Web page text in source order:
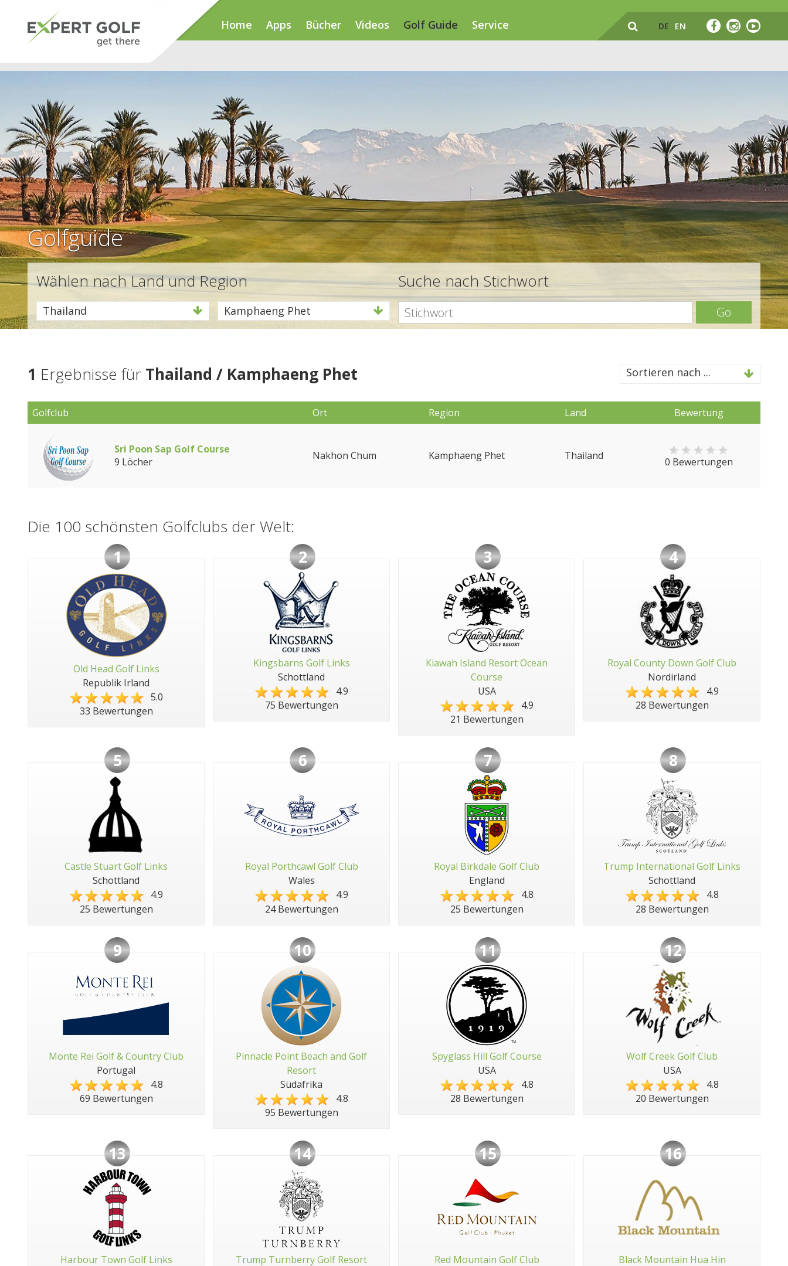
Home Apps Bücher Videos Golf Guide Service DE EN
Golfguide
Wählen nach Land und Region
Thailand Kamphaeng Phet
Suche nach Stichwort
Go
1 Ergebnisse für Thailand / Kamphaeng Phet Sortieren nach ...
Golfclub Ort Region Land Bewertung
Sri Poon Sap Golf Course
9 Löcher
Nakhon Chum Kamphaeng Phet Thailand 0 Bewertungen
Die 100 schönsten Golfclubs der Welt:
1
Old Head Golf Links
Republik Irland
5.0
33 Bewertungen
2
Kingsbarns Golf Links
Schottland
4.9
75 Bewertungen
3
Kiawah Island Resort Ocean
Course
USA
4.9
21 Bewertungen
4
Royal County Down Golf Club
Nordirland
4.9
28 Bewertungen
5
Castle Stuart Golf Links
Schottland
4.9
25 Bewertungen
6
Royal Porthcawl Golf Club
Wales
4.9
24 Bewertungen
7
Royal Birkdale Golf Club
England
4.8
25 Bewertungen
8
Trump International Golf Links
Schottland
4.8
28 Bewertungen
9
Monte Rei Golf & Country Club
Portugal
4.8
69 Bewertungen
10
Pinnacle Point Beach and Golf
Resort
Südafrika
4.8
95 Bewertungen
11
Spyglass Hill Golf Course
USA
4.8
28 Bewertungen
12
Wolf Creek Golf Club
USA
4.8
20 Bewertungen
13
Harbour Town Golf Links
14
Trump Turnberry Golf Resort
15
Red Mountain Golf Club
16
Black Mountain Hua Hin